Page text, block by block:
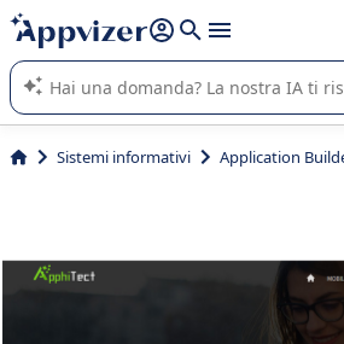
righe con
shift + enter
L'IA di Appvizer vi guida nell'utilizzo o nella
software SaaS per la vostra azienda.
Sistemi informativi Application